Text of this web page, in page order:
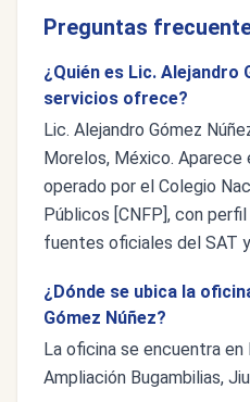
Preguntas
¿Quién es Lic. Alejandro
servicios ofrece?
Lic. Alejandro Gómez
Morelos, México.
operado por el Colegio
Públicos [CNFP], con
fuentes oficiales del SAT
¿Dónde se ubica la
Gómez Núñez?
La oficina se encuentra
Ampliación Bugambilias,